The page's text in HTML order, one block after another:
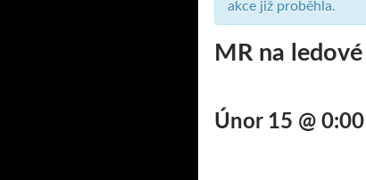
akce již proběhla.
MR na
Únor 15 @ 0:00